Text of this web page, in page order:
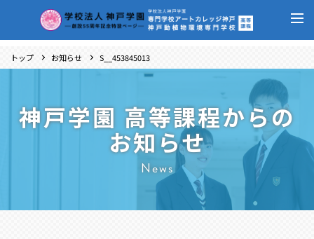
トップ お知らせ S__453845013
神戸学園 高等課程からの
お知らせ
News